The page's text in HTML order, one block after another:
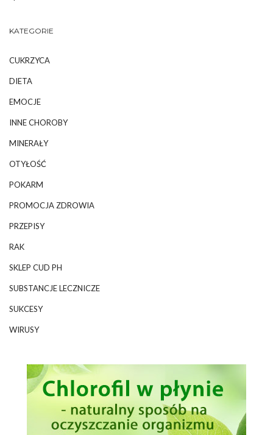
KATEGORIE
CUKRZYCA
DIETA
EMOCJE
INNE CHOROBY
MINERAŁY
OTYŁOŚĆ
POKARM
PROMOCJA ZDROWIA
PRZEPISY
RAK
SKLEP CUD PH
SUBSTANCJE LECZNICZE
SUKCESY
WIRUSY